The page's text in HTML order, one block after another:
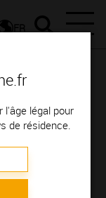
l'âge légal pour
de résidence.
FR
du quotidien avec